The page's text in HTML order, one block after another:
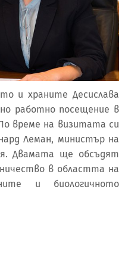
и храните Десислава
работно посещение в
време на визитата си
Леман, министър на
Двамата ще обсъдят
в областта на
и биологичното